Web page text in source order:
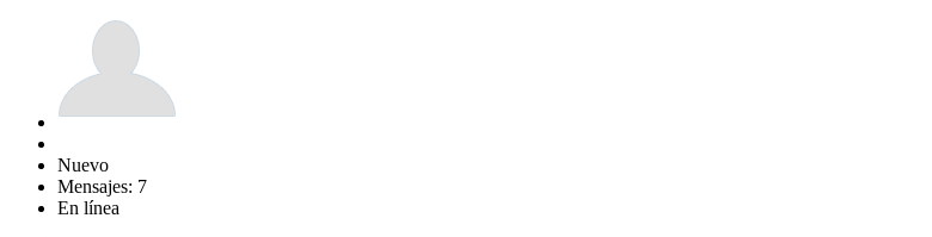
Nuevo
Mensajes: 7
En línea